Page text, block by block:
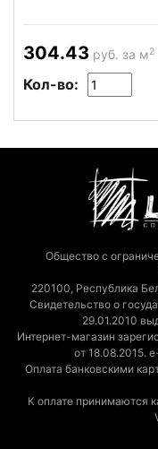
304.43 руб. за м2
Кол-во:
Общество с
220100, Республика
Свидетельство о
29.01.2010
Интернет-магазин
от 18.08.2015.
Оплата банковскими
К оплате принимаются